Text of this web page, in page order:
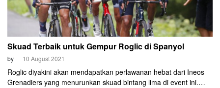
Skuad Terbaik untuk Gempur Roglic di Spanyol
by 10 August 2021
Roglic diyakini akan mendapatkan perlawanan hebat dari Ineos
Grenadiers yang menurunkan skuad bintang lima di event ini.